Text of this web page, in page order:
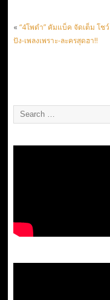
« “4โพดำ” คัมแบ็ค จัดเต็ม โชว์
ปัง-เพลงเพราะ-ละครสุดฮา!!